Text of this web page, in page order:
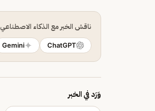
ناقش الخبر مع الذكاء الاصطناعي
ChatGPT
Gemini
وَرَد في الخبر